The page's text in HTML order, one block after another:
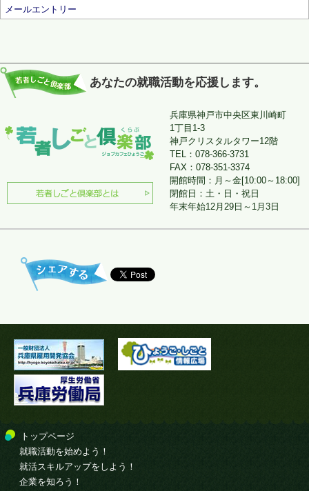
メールエントリー
あなたの就職活動を応援します。
兵庫県神戸市中央区東川崎町
1丁目1-3
神戸クリスタルタワー12階
TEL：078-366-3731
FAX：078-351-3374
開館時間：月～金[10:00～18:00]
閉館日：土・日・祝日
年末年始12月29日～1月3日
トップページ
就職活動を始めよう！
就活スキルアップをしよう！
企業を知ろう！